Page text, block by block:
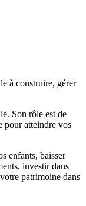
à construire, gérer
Son rôle est de
pour atteindre vos
enfants, baisser
investir dans
patrimoine dans